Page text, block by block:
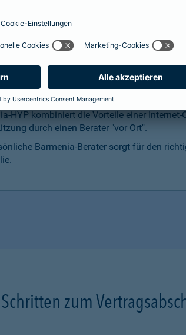
HYP kann durch den Zugriff auf den
Ihre Wünsche reagieren.
der Finanzierung zum besten Preis
Beratung, die Marktrecherchen und
sind kostenlos und unverbindlich.
HYP kombiniert die Vorteile einer
durch einen Berater "vor Ort".
Barmenia-Berater sorgt für den
zum